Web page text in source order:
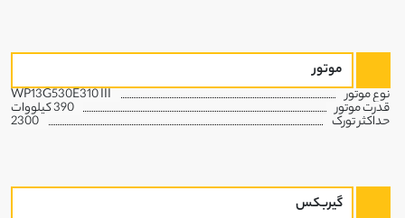
موتور
نوع موتور WP13G530E310 III
قدرت موتور 390 کیلووات
حداکثر تورک 2300
گیربکس